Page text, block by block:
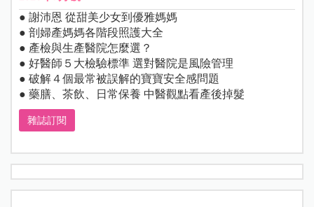
● 謝沛恩 從甜美少女到優雅媽媽
● 剖婦產媽媽各階段照護大全
● 產檢與生產醫院怎麼選？
● 好醫師５大檢驗標準 選對醫院是風險管理
● 破解４個最常被誤解的寶寶安全感問題
● 藥膳、茶飲、日常保養 中醫觀點看產後掉髮
雜誌訂閱